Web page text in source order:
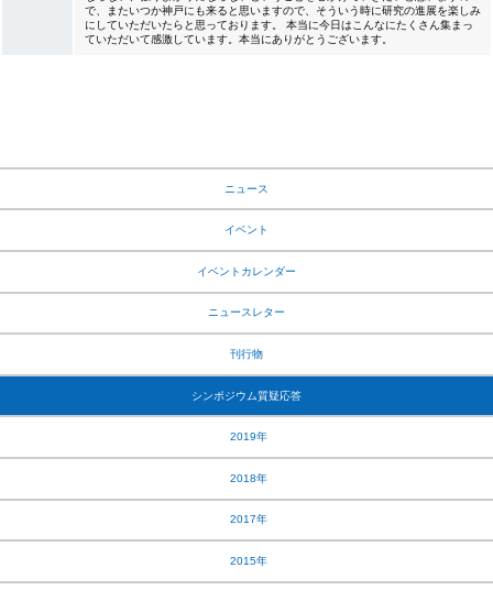
で、またいつか神戸にも来ると思いますので、そういう時に研究の進展を楽しみ
にしていただいたらと思っております。 本当に今日はこんなにたくさん集まっ
ていただいて感激しています。本当にありがとうございます。
ニュース
イベント
イベントカレンダー
ニュースレター
刊行物
シンポジウム質疑応答
2019年
2018年
2017年
2015年